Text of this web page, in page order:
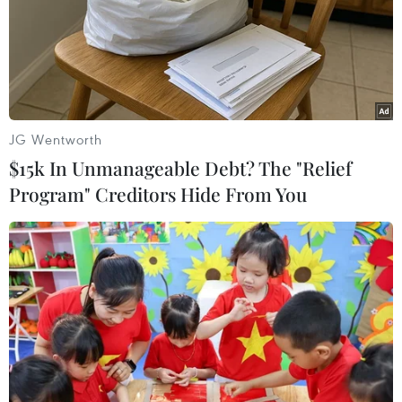
mất ít nhất 4-5 năm để tạo ra các năng lực mới
trong những lĩnh vực cụ thể. Cho đến khi đó, Ấn
Độ sẽ tiếp tục cần đến Trung Quốc./.
(TTXVN/Vietnam+)
JG Wentworth
$15k In Unmanageable Debt? The "Relief
Program" Creditors Hide From You